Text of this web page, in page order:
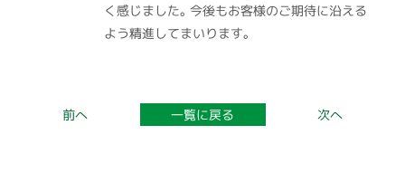
く感じました。今後もお客様のご期待に沿える
よう精進してまいります。
前へ 一覧に戻る 次へ